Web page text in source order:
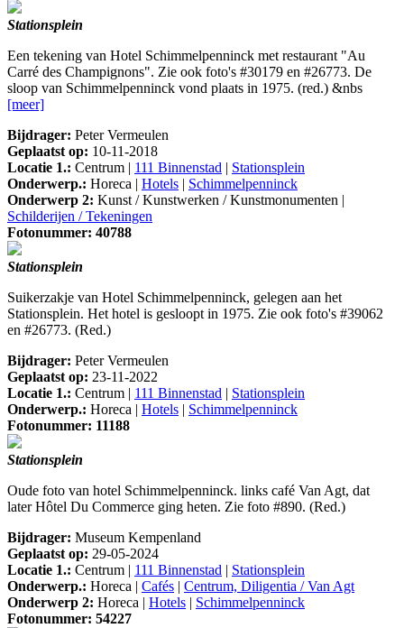
Stationsplein
Een tekening van Hotel Schimmelpenninck met restaurant "Au
Carré des Champignons". Zie ook foto's #30179 en #26773. De
sloop van Schimmelpenninck vond plaats in 1975. (red.) &nbs
[meer]
Bijdrager: Peter Vermeulen
Geplaatst op: 10-11-2018
Locatie 1.: Centrum | 111 Binnenstad | Stationsplein
Onderwerp.: Horeca | Hotels | Schimmelpenninck
Onderwerp 2: Kunst / Kunstwerken / Kunstmonumenten |
Schilderijen / Tekeningen
Fotonummer: 40788
Stationsplein
Suikerzakje van Hotel Schimmelpenninck, gelegen aan het
Stationsplein. Het hotel is gesloopt in 1975. Zie ook foto's #39062
en #26773. (Red.)
Bijdrager: Peter Vermeulen
Geplaatst op: 23-11-2022
Locatie 1.: Centrum | 111 Binnenstad | Stationsplein
Onderwerp.: Horeca | Hotels | Schimmelpenninck
Fotonummer: 11188
Stationsplein
Oude foto van hotel Schimmelpenninck. links café Van Agt, dat
later Hôtel Du Commerce ging heten. Zie foto #890. (Red.)
Bijdrager: Museum Kempenland
Geplaatst op: 29-05-2024
Locatie 1.: Centrum | 111 Binnenstad | Stationsplein
Onderwerp.: Horeca | Cafés | Centrum, Diligentia / Van Agt
Onderwerp 2: Horeca | Hotels | Schimmelpenninck
Fotonummer: 54227